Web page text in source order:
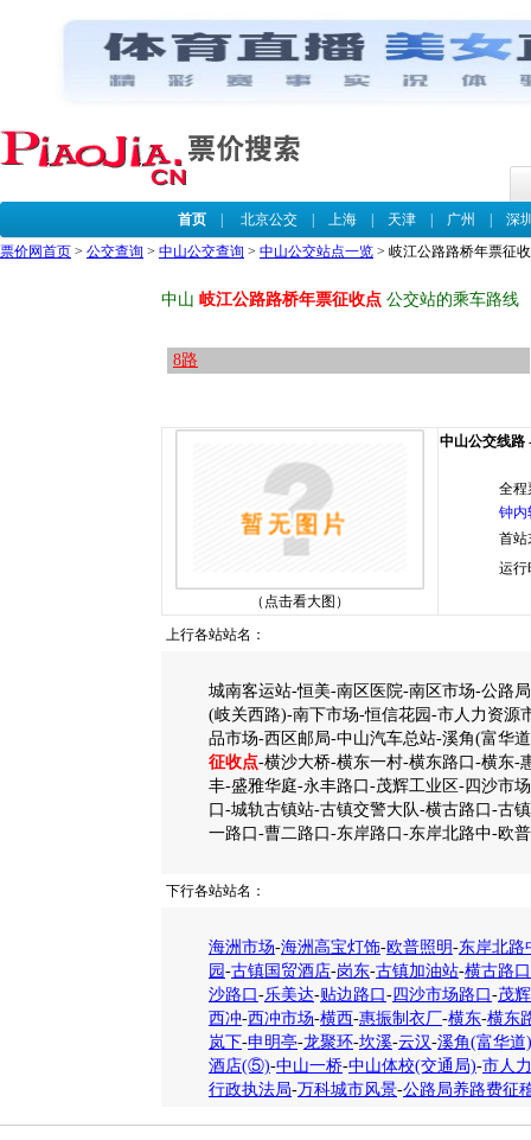
首页| 北京公交| 上海| 天津| 广州
深
票价网首页 > 公交查询 > 中山公交查询 > 中山公交站点一览 > 岐江公路路桥年票征
中山 岐江公路路桥年票征收点 公交站的乘车路线
8路
（点击看大图）
中山公交线路
全程
钟内
首站
运行
上行各站站名：
城南客运站-恒美-南区医院-南区市场-公路
(岐关西路)-南下市场-恒信花园-市人力资
品市场-西区邮局-中山汽车总站-溪角(富华
征收点-横沙大桥-横东一村-横东路口-横东-
丰-盛雅华庭-永丰路口-茂辉工业区-四沙市
口-城轨古镇站-古镇交警大队-横古路口-古
一路口-曹二路口-东岸路口-东岸北路中-欧
下行各站站名：
海洲市场-海洲高宝灯饰-欧普照明-东岸北路
园 -古镇国贸酒店-岗东-古镇加油站-横古路口
沙路口 -乐美达-贴边路口 -四沙市场路口 -茂
西冲-西冲市场-横西-惠振制衣厂-横东-横东
岚下-申明亭-龙聚环-坎溪-云汉-溪角(富华道)
酒店(⑤)-中山一桥-中山体校(交通局)-市人
行政执法局-万科城市风景-公路局养路费征